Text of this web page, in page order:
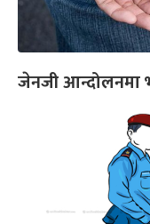
जेनजी आन्दोलनमा